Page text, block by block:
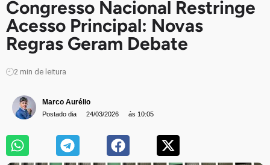
Congresso Nacional Restringe
Acesso Principal: Novas
Regras Geram Debate
2 min de leitura
Marco Aurélio
Postado dia 24/03/2026 ás 10:05